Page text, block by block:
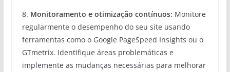
8. Monitoramento e otimização contínuos: Monitore
regularmente o desempenho do seu site usando
ferramentas como o Google PageSpeed Insights ou o
GTmetrix. Identifique áreas problemáticas e
implemente as mudanças necessárias para melhorar